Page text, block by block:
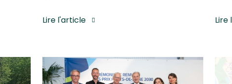
Lire l'article Lire